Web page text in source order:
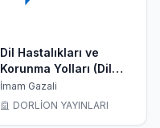
Dil Hastalıkları ve
Korunma Yolları (Dil
Yarası)
İmam Gazali
DORLİON YAYINLARI